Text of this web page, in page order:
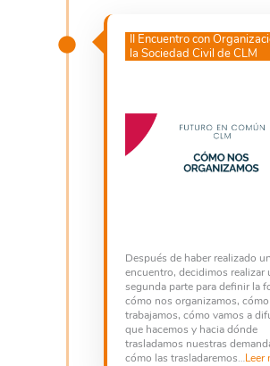
II Encuentro con
la Sociedad Civil de CLM
Después de haber realizado
encuentro, decidimos realizar
segunda parte para definir la
cómo nos organizamos, cómo
trabajamos, cómo vamos a
que hacemos y hacia dónde
trasladamos nuestras
cómo las trasladaremos…Leer